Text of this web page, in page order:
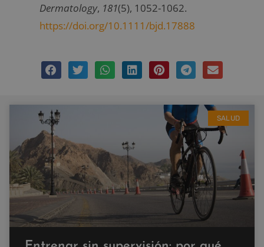
Dermatology, 181(5), 1052-1062.
https://doi.org/10.1111/bjd.17888
SALUD